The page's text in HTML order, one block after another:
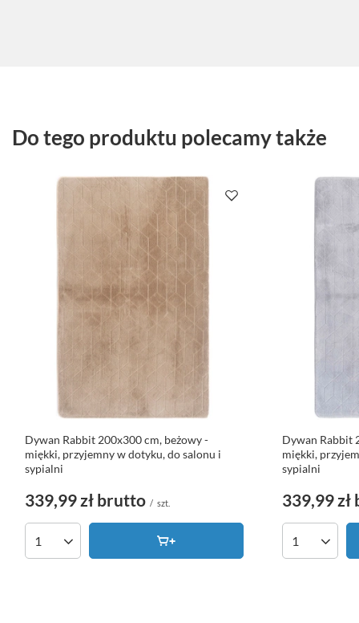
Do tego produktu polecamy także
Dywan Rabbit 200x300 cm, beżowy -
miękki, przyjemny w dotyku, do salonu i
sypialni
339,99 zł brutto / szt.
Ilość produktów
Dywan Rabbit
miękki,
sypialni
339,99 zł
Ilość